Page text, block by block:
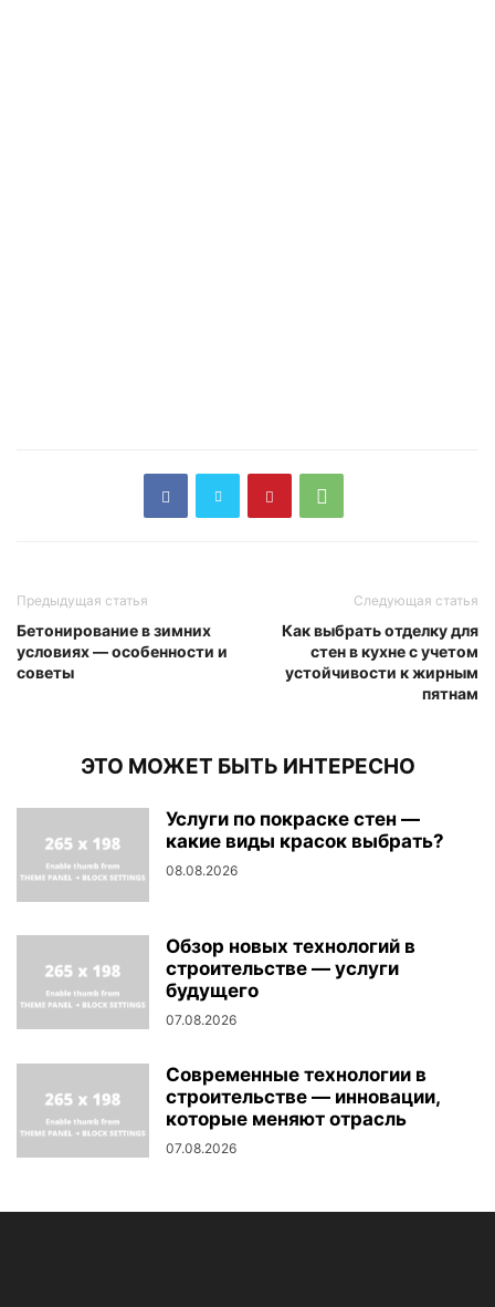
Предыдущая статья
Бетонирование в зимних
условиях — особенности и
советы
Следующая статья
Как выбрать отделку для
стен в кухне с учетом
устойчивости к жирным
пятнам
ЭТО МОЖЕТ БЫТЬ ИНТЕРЕСНО
Услуги по покраске стен —
какие виды красок выбрать?
08.08.2026
Обзор новых технологий в
строительстве — услуги
будущего
07.08.2026
Современные технологии в
строительстве — инновации,
которые меняют отрасль
07.08.2026